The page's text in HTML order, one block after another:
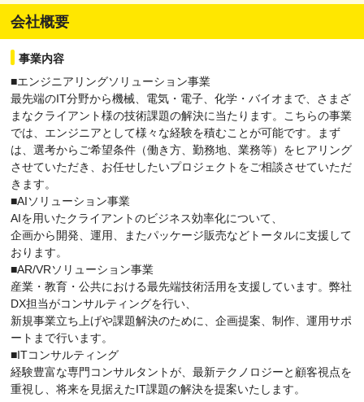
会社概要
事業内容
■エンジニアリングソリューション事業
最先端のIT分野から機械、電気・電子、化学・バイオまで、さまざ
まなクライアント様の技術課題の解決に当たります。こちらの事業
では、エンジニアとして様々な経験を積むことが可能です。まず
は、選考からご希望条件（働き方、勤務地、業務等）をヒアリング
させていただき、お任せしたいプロジェクトをご相談させていただ
きます。
■AIソリューション事業
AIを用いたクライアントのビジネス効率化について、
企画から開発、運用、またパッケージ販売などトータルに支援して
おります。
■AR/VRソリューション事業
産業・教育・公共における最先端技術活用を支援しています。弊社
DX担当がコンサルティングを行い、
新規事業立ち上げや課題解決のために、企画提案、制作、運用サポ
ートまで行います。
■ITコンサルティング
経験豊富な専門コンサルタントが、最新テクノロジーと顧客視点を
重視し、将来を見据えたIT課題の解決を提案いたします。